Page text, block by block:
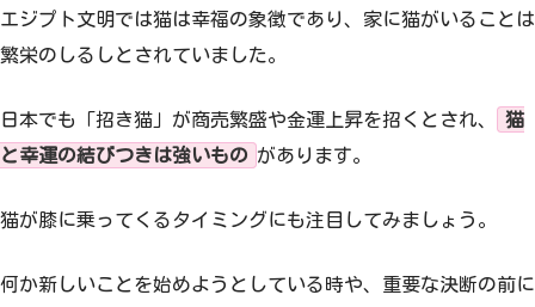
エジプト文明では猫は幸福の象徴であり、家に猫がいることは
繁栄のしるしとされていました。
日本でも「招き猫」が商売繁盛や金運上昇を招くとされ、
猫
と幸運の結びつきは強いもの があります。
猫が膝に乗ってくるタイミングにも注目してみましょう。
何か新しいことを始めようとしている時や、重要な決断の前に